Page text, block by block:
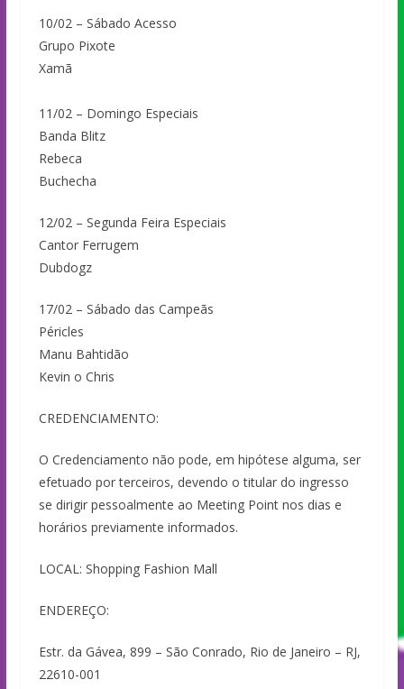
10/02 – Sábado Acesso
Grupo Pixote
Xamã
11/02 – Domingo Especiais
Banda Blitz
Rebeca
Buchecha
12/02 – Segunda Feira Especiais
Cantor Ferrugem
Dubdogz
17/02 – Sábado das Campeãs
Péricles
Manu Bahtidão
Kevin o Chris
CREDENCIAMENTO:
O Credenciamento não pode, em hipótese alguma, ser
efetuado por terceiros, devendo o titular do ingresso
se dirigir pessoalmente ao Meeting Point nos dias e
horários previamente informados.
LOCAL: Shopping Fashion Mall
ENDEREÇO:
Estr. da Gávea, 899 – São Conrado, Rio de Janeiro – RJ,
22610-001